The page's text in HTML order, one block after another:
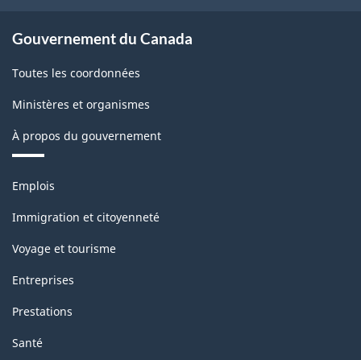
Gouvernement du Canada
Toutes les coordonnées
Ministères et organismes
À propos du gouvernement
Thèmes
sujets
Emplois
Immigration et citoyenneté
Voyage et tourisme
Entreprises
Prestations
Santé